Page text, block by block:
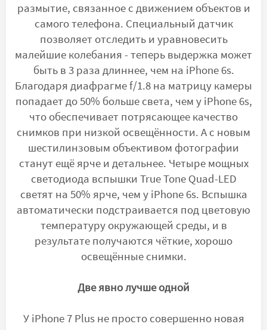
размытие, связанное с движением объектов и
самого телефона. Специальный датчик
позволяет отследить и уравновесить
малейшие колебания - теперь выдержка может
быть в 3 раза длиннее, чем на iPhone 6s.
Благодаря диафрагме f/1.8 на матрицу камеры
попадает до 50% больше света, чем у iPhone 6s,
что обеспечивает потрясающее качество
снимков при низкой освещённости. А с новым
шестилинзовым объективом фотографии
станут ещё ярче и детальнее. Четыре мощных
светодиода вспышки True Tone Quad-LED
светят на 50% ярче, чем у iPhone 6s. Вспышка
автоматически подстраивается под цветовую
температуру окружающей среды, и в
результате получаются чёткие, хорошо
освещённые снимки.
Две явно лучше одной
У iPhone 7 Plus не просто совершенно новая